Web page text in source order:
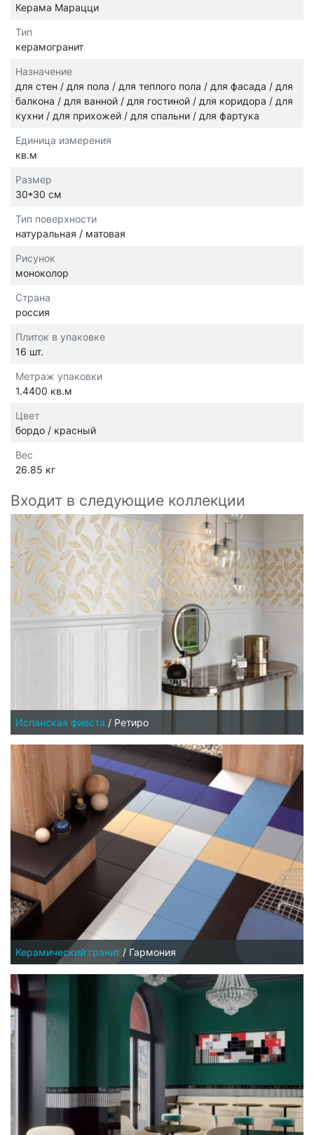
Керама Марацци
Тип
керамогранит
Назначение
для стен / для пола / для теплого пола / для фасада / для
балкона / для ванной / для гостиной / для коридора / для
кухни / для прихожей / для спальни / для фартука
Единица измерения
кв.м
Размер
30*30 см
Тип поверхности
натуральная / матовая
Рисунок
моноколор
Страна
россия
Плиток в упаковке
16 шт.
Метраж упаковки
1.4400 кв.м
Цвет
бордо / красный
Вес
26.85 кг
Входит в следующие коллекции
Испанская фиеста / Ретиро
Керамический гранит / Гармония